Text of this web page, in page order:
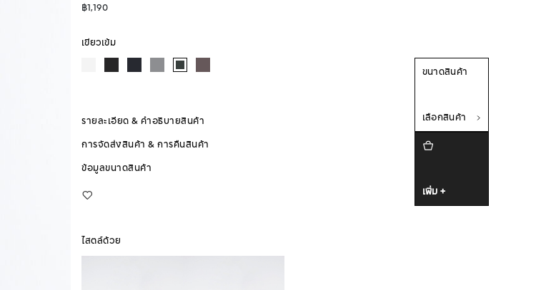
฿1,190
เขียวเข้ม
รายละเอียด & คำอธิบายสินค้า
การจัดส่งสินค้า & การคืนสินค้า
ข้อมูลขนาดสินค้า
ขนาดสินค้า
เลือกสินค้า
เพิ่ม +
ไสตล์ด้วย